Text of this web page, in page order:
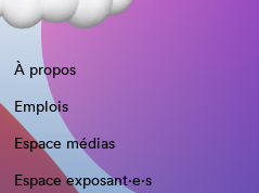
À propos
Emplois
Espace médias
Espace exposant·e⋅s